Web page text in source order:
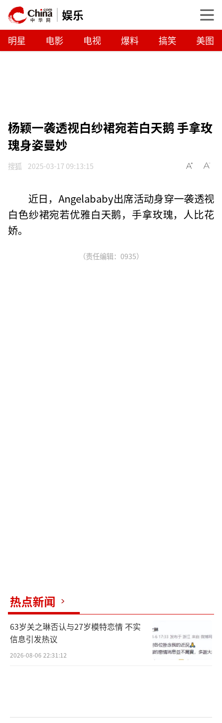
娱乐
明星 电影 电视 爆料 搞笑 美图
杨颖一袭透视白纱裙宛若白天鹅 手拿玫
瑰身姿曼妙
搜狐 2025-03-17 09:13:15
近日，Angelababy出席活动身穿一袭透视
白色纱裙宛若优雅白天鹅，手拿玫瑰，人比花
娇。
（责任编辑：0935）
热点新闻
63岁关之琳否认与27岁模特恋情 不实
信息引发热议
2026-08-06 22:31:12